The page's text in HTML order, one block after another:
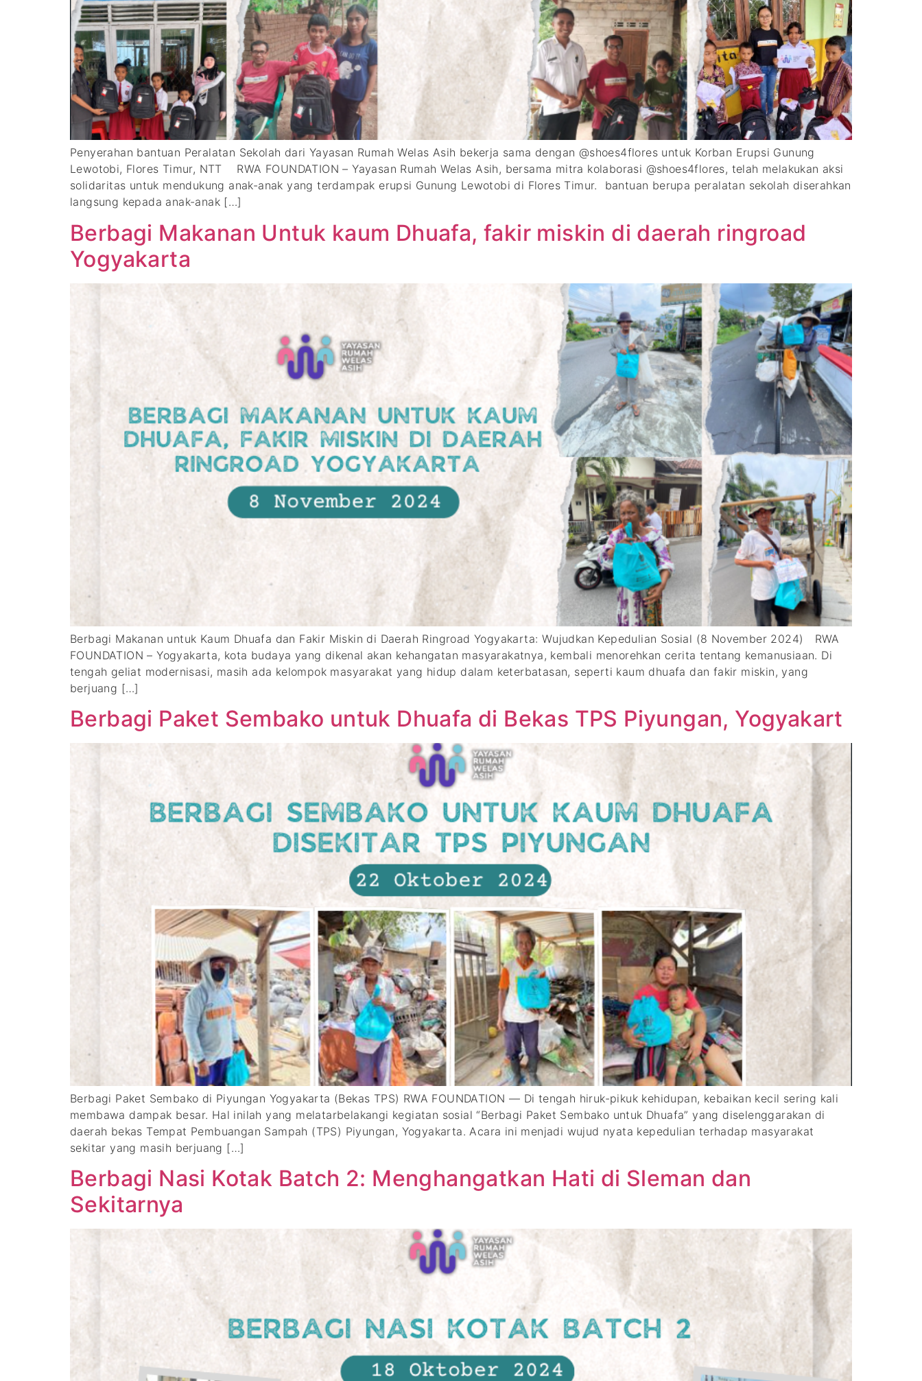
Penyerahan bantuan Peralatan Sekolah dari Yayasan Rumah Welas Asih bekerja sama dengan @shoes4flores untuk Korban Erupsi Gunung
Lewotobi, Flores Timur, NTT RWA FOUNDATION – Yayasan Rumah Welas Asih, bersama mitra kolaborasi @shoes4flores, telah melakukan aksi
solidaritas untuk mendukung anak-anak yang terdampak erupsi Gunung Lewotobi di Flores Timur. bantuan berupa peralatan sekolah diserahkan
langsung kepada anak-anak […]
Berbagi Makanan Untuk kaum Dhuafa, fakir miskin di daerah ringroad
Yogyakarta
Berbagi Makanan untuk Kaum Dhuafa dan Fakir Miskin di Daerah Ringroad Yogyakarta: Wujudkan Kepedulian Sosial (8 November 2024) RWA
FOUNDATION – Yogyakarta, kota budaya yang dikenal akan kehangatan masyarakatnya, kembali menorehkan cerita tentang kemanusiaan. Di
tengah geliat modernisasi, masih ada kelompok masyarakat yang hidup dalam keterbatasan, seperti kaum dhuafa dan fakir miskin, yang
berjuang […]
Berbagi Paket Sembako untuk Dhuafa di Bekas TPS Piyungan, Yogyakart
Berbagi Paket Sembako di Piyungan Yogyakarta (Bekas TPS) RWA FOUNDATION — Di tengah hiruk-pikuk kehidupan, kebaikan kecil sering kali
membawa dampak besar. Hal inilah yang melatarbelakangi kegiatan sosial “Berbagi Paket Sembako untuk Dhuafa” yang diselenggarakan di
daerah bekas Tempat Pembuangan Sampah (TPS) Piyungan, Yogyakarta. Acara ini menjadi wujud nyata kepedulian terhadap masyarakat
sekitar yang masih berjuang […]
Berbagi Nasi Kotak Batch 2: Menghangatkan Hati di Sleman dan
Sekitarnya